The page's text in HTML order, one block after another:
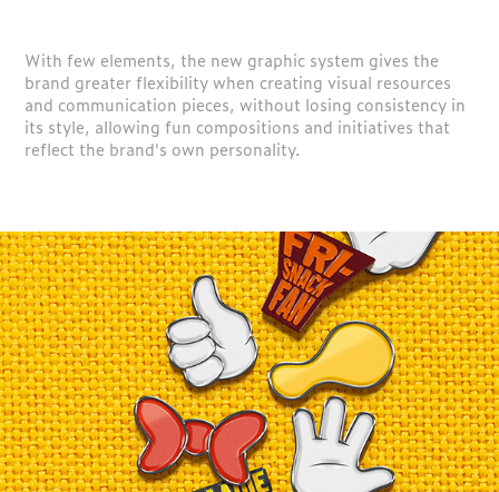
With few elements, the new graphic system gives the
brand greater flexibility when creating visual resources
and communication pieces, without losing consistency in
its style, allowing fun compositions and initiatives that
reflect the brand's own personality.